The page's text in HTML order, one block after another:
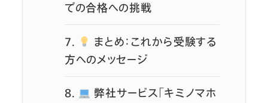
での合格への挑戦
7.
まとめ：これから受験する
方へのメッセージ
8.
弊社サービス「キミノマホ